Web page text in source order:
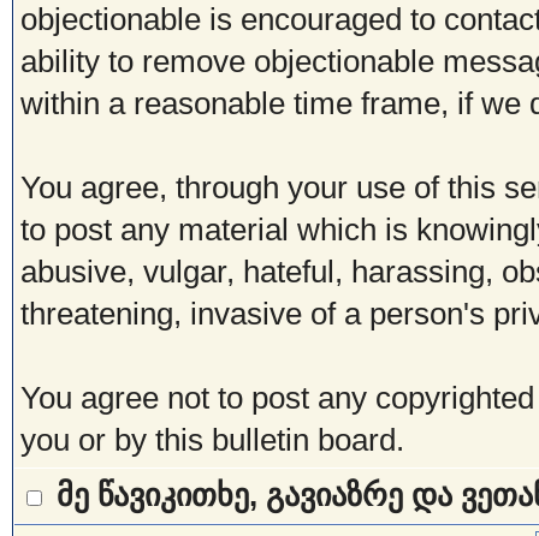
objectionable is encouraged to
ability to remove objectionable
within a reasonable time frame, if we
You agree, through your use of this
to post any material which is
abusive, vulgar, hateful, harassing,
threatening, invasive of a person's
You agree not to post any
you or by this bulletin board.
მე წავიკითხე, გავიაზრე და